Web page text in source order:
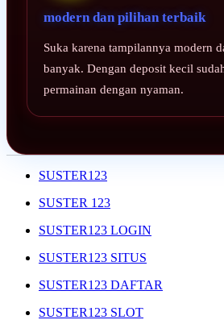
modern dan pilihan terbaik
Suka karena tampilannya modern
banyak. Dengan deposit kecil
permainan dengan nyaman.
SUSTER123
SUSTER 123
SUSTER123 LOGIN
SUSTER123 SITUS
SUSTER123 DAFTAR
SUSTER123 SLOT